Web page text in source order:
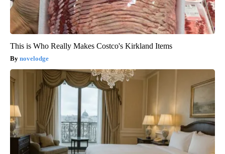
This is Who Really Makes Costco's Kirkland Items
novelodge